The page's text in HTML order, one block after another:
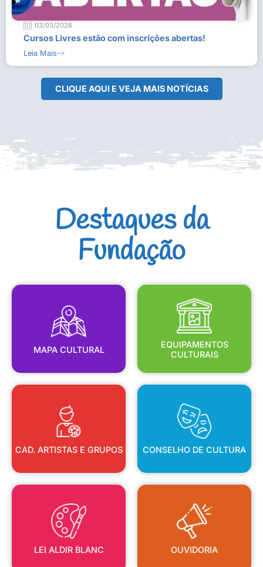
03/03/2026
Cursos Livres estão com inscrições abertas!
Leia Mais
CLIQUE AQUI E VEJA MAIS NOTÍCIAS
Destaques da
Fundação
MAPA CULTURAL
MAPA CULTURAL
EQUIPAMENTOS
CULTURAIS
EQUIPAMENTOS
CULTURAIS
CAD. ARTISTAS E GRUPOS
CAD. ARTISTAS E GRUPOS
CONSELHO DE CULTURA
CONSELHO DE CULTURA
LEI ALDIR BLANC
LEI ALDIR BLANC
OUVIDORIA
OUVIDORIA